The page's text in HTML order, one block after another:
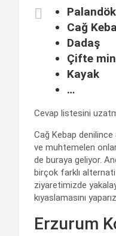
Cağ
Dadaş
Çifte
Kayak
…
Cevap listesini
Cağ Kebap
ve muhtemelen
de buraya geliyor.
birçok farklı
ziyaretimizde
kıyaslamasını
Erzurum